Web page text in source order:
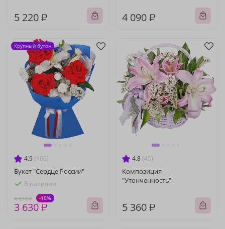
5 220 ₽ 4 090 ₽
4.9 (106)
Букет "Сердце России"
В наличии
4 030 ₽ -10%
3 630 ₽
Крупный бутон
4.8 (45)
Композиция
"Утонченность"
5 360 ₽